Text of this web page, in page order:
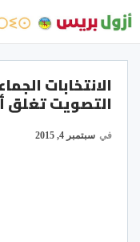
الانتخابات
التصويت تغلق
في سبتمبر 4, 2015